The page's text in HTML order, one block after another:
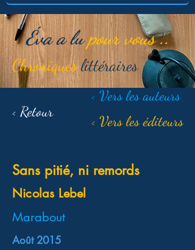
Éva a lupour vous ..
Chroniqueslittéraires
< Retour
< Vers les auteurs
< Vers les éditeurs
Sans pitié, ni remords
Nicolas Lebel
Marabout
Août 2015